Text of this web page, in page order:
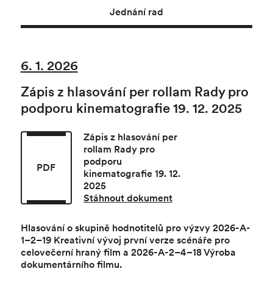
Jednání rad
6. 1. 2026
Zápis z hlasování per rollam Rady pro
podporu kinematografie 19. 12. 2025
Zápis z hlasování per
rollam Rady pro
podporu
kinematografie 19. 12.
2025
Stáhnout dokument
PDF
Hlasování o skupině hodnotitelů pro výzvy 2026-A-
1–2–19 Kreativní vývoj první verze scénáře pro
celovečerní hraný film a 2026-A-2–4–18 Výroba
dokumentárního fil­mu.